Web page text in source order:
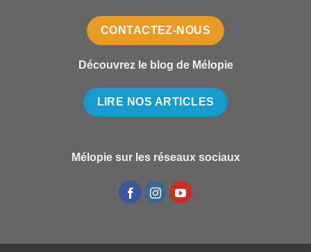
CONTACTEZ-NOUS
Découvrez le blog de Mélopie
LIRE NOS ARTICLES
Mélopie sur les réseaux sociaux